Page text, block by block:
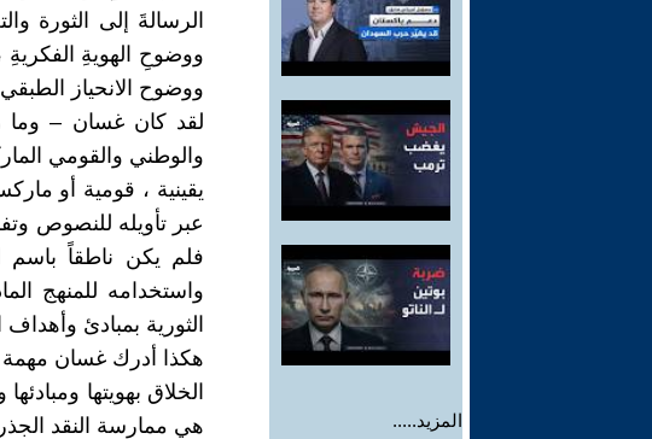
المزيد.....
الرسالةَ إلى الثورة
ووضوحِ الهويةِ
ووضوح الانحياز
لقد كان غسان – وما
والوطني والقومي
يقينية ، قومية أو
عبر تأويله للنصوص
فلم يكن ناطقاً باسم
واستخدامه للمنهج
الثورية بمبادئ
هكذا أدرك غسان مهمة
الخلاق بهويتها
هي ممارسة النقد